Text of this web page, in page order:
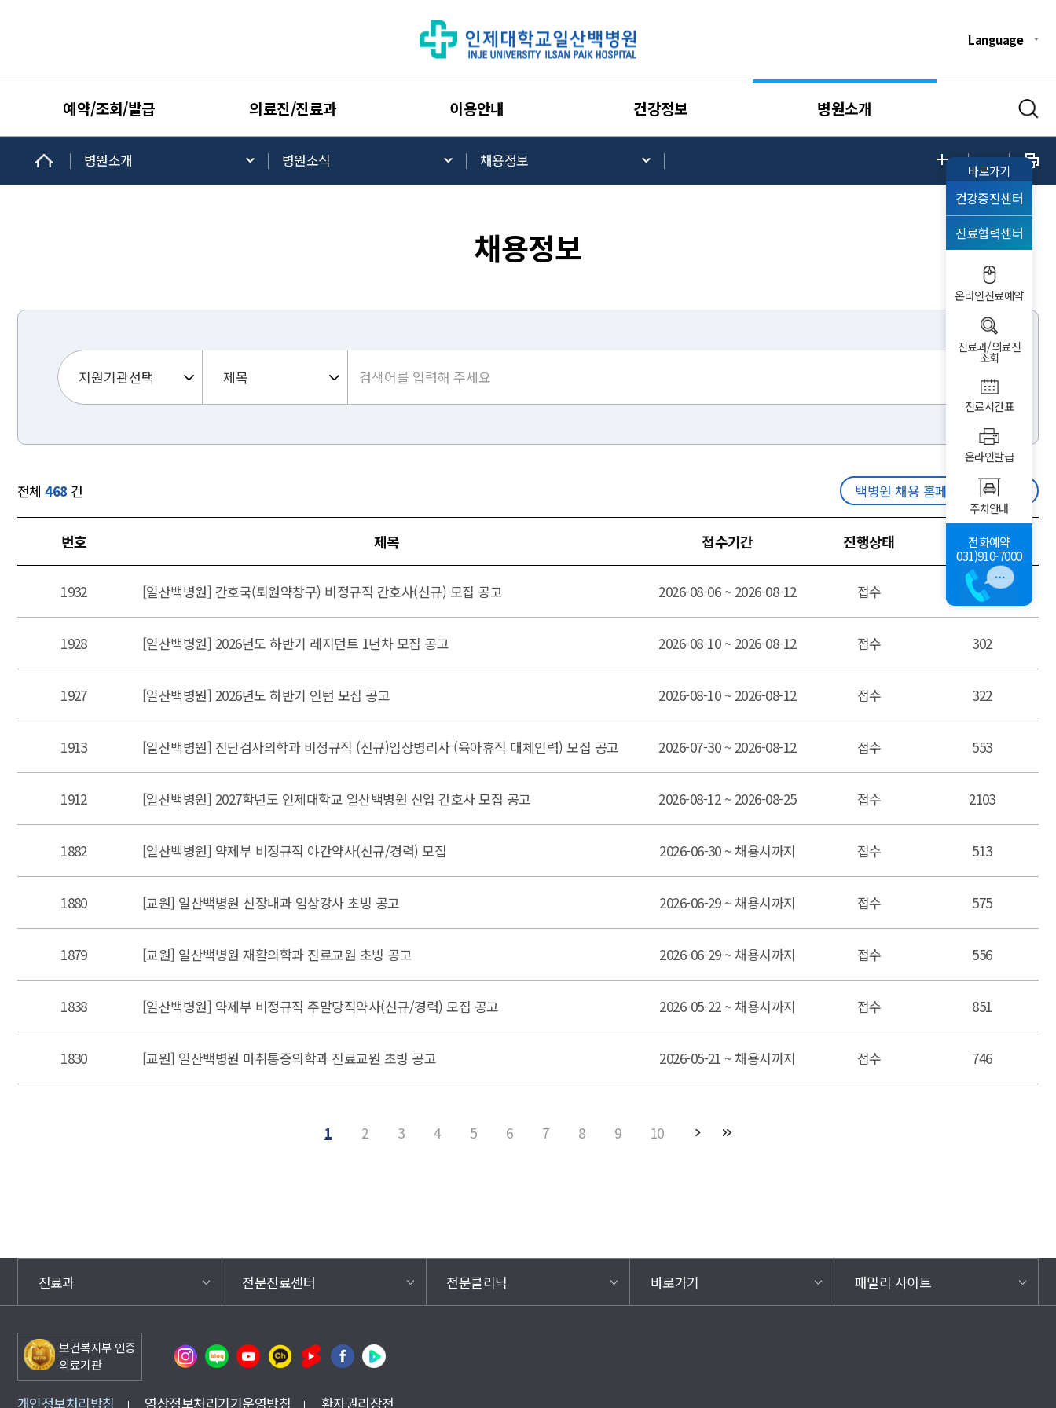
Language
예약/조회/발급 의료진/진료과 이용안내 건강정보 병원소개
병원소개 병원소식 채용정보
채용정보
전체468 건 백병원 채용 홈페이지 바로가기
번호 제목 접수기간 진행상태 조회수
1932 [일산백병원] 간호국(퇴원약창구) 비정규직 간호사(신규) 모집 공고 2026-08-06 ~ 2026-08-12 접수 77
1928 [일산백병원] 2026년도 하반기 레지던트 1년차 모집 공고 2026-08-10 ~ 2026-08-12 접수 302
1927 [일산백병원] 2026년도 하반기 인턴 모집 공고 2026-08-10 ~ 2026-08-12 접수 322
1913 [일산백병원] 진단검사의학과 비정규직 (신규)임상병리사 (육아휴직 대체인력) 모집 공고 2026-07-30 ~ 2026-08-12 접수 553
1912 [일산백병원] 2027학년도 인제대학교 일산백병원 신입 간호사 모집 공고 2026-08-12 ~ 2026-08-25 접수 2103
1882 [일산백병원] 약제부 비정규직 야간약사(신규/경력) 모집 2026-06-30 ~ 채용시까지 접수 513
1880 [교원] 일산백병원 신장내과 임상강사 초빙 공고 2026-06-29 ~ 채용시까지 접수 575
1879 [교원] 일산백병원 재활의학과 진료교원 초빙 공고 2026-06-29 ~ 채용시까지 접수 556
1838 [일산백병원] 약제부 비정규직 주말당직약사(신규/경력) 모집 공고 2026-05-22 ~ 채용시까지 접수 851
1830 [교원] 일산백병원 마취통증의학과 진료교원 초빙 공고 2026-05-21 ~ 채용시까지 접수 746
1 2 3 4 5 6 7 8 9 10
다음페이지마지막페이지
바로가기
건강증진센터
진료협력센터
온라인진료예약
진료과/의료진
조회
진료시간표
온라인발급
주차안내
전화예약
031)910-7000
진료과 전문진료센터 전문클리닉 바로가기 패밀리 사이트
보건복지부 인증
의료기관
개인정보처리방침 영상정보처리기기운영방침 환자권리장전